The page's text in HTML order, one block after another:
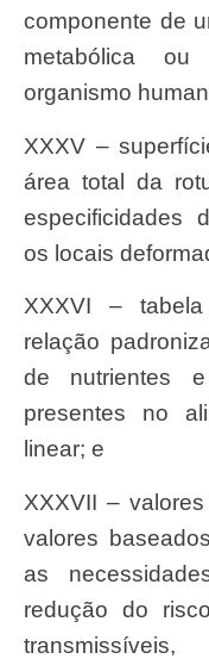
componente de
metabólica
organismo
XXXV – superfície disponível para rotulagem:
área total da
especificidades
os locais
XXXVI – tabela de informação nutricional:
relação
de nutrientes
presentes no
linear; e
XXXVII – valores diários de referência (VDR):
valores
as
redução do